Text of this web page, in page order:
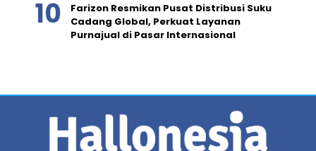
Farizon Resmikan Pusat Distribusi Suku
Cadang Global, Perkuat Layanan
Purnajual di Pasar Internasional